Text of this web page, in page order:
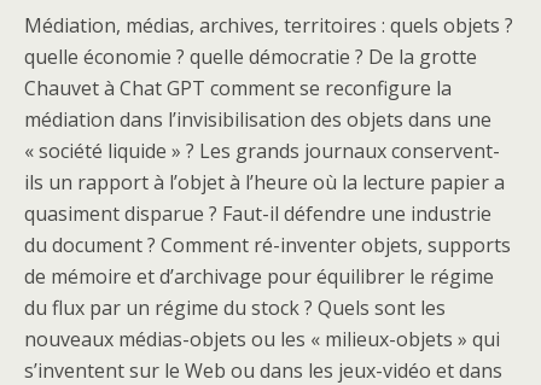
Médiation, médias, archives, territoires : quels objets ?
quelle économie ? quelle démocratie ? De la grotte
Chauvet à Chat GPT comment se reconfigure la
médiation dans l’invisibilisation des objets dans une
« société liquide » ? Les grands journaux conservent-
ils un rapport à l’objet à l’heure où la lecture papier a
quasiment disparue ? Faut-il défendre une industrie
du document ? Comment ré-inventer objets, supports
de mémoire et d’archivage pour équilibrer le régime
du flux par un régime du stock ? Quels sont les
nouveaux médias-objets ou les « milieux-objets » qui
s’inventent sur le Web ou dans les jeux-vidéo et dans